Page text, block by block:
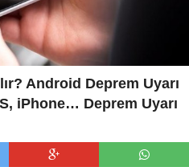
Android Deprem Uyarı
iPhone… Deprem Uyarı